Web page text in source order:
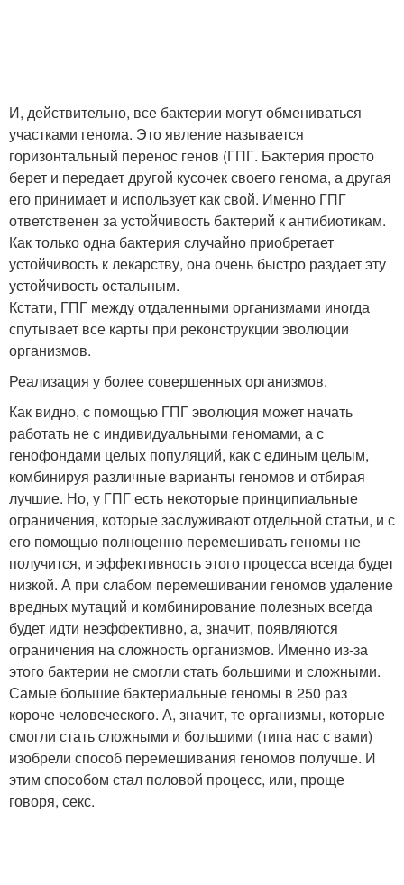
И, действительно, все бактерии могут обмениваться
участками генома. Это явление называется
горизонтальный перенос генов (ГПГ. Бактерия просто
берет и передает другой кусочек своего генома, а другая
его принимает и использует как свой. Именно ГПГ
ответственен за устойчивость бактерий к антибиотикам.
Как только одна бактерия случайно приобретает
устойчивость к лекарству, она очень быстро раздает эту
устойчивость остальным.
Кстати, ГПГ между отдаленными организмами иногда
спутывает все карты при реконструкции эволюции
организмов.
Реализация у более совершенных организмов.
Как видно, с помощью ГПГ эволюция может начать
работать не с индивидуальными геномами, а с
генофондами целых популяций, как с единым целым,
комбинируя различные варианты геномов и отбирая
лучшие. Но, у ГПГ есть некоторые принципиальные
ограничения, которые заслуживают отдельной статьи, и с
его помощью полноценно перемешивать геномы не
получится, и эффективность этого процесса всегда будет
низкой. А при слабом перемешивании геномов удаление
вредных мутаций и комбинирование полезных всегда
будет идти неэффективно, а, значит, появляются
ограничения на сложность организмов. Именно из-за
этого бактерии не смогли стать большими и сложными.
Самые большие бактериальные геномы в 250 раз
короче человеческого. А, значит, те организмы, которые
смогли стать сложными и большими (типа нас с вами)
изобрели способ перемешивания геномов получше. И
этим способом стал половой процесс, или, проще
говоря, секс.